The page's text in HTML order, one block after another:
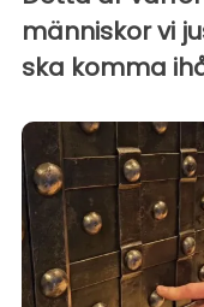
människor vi
ska komma